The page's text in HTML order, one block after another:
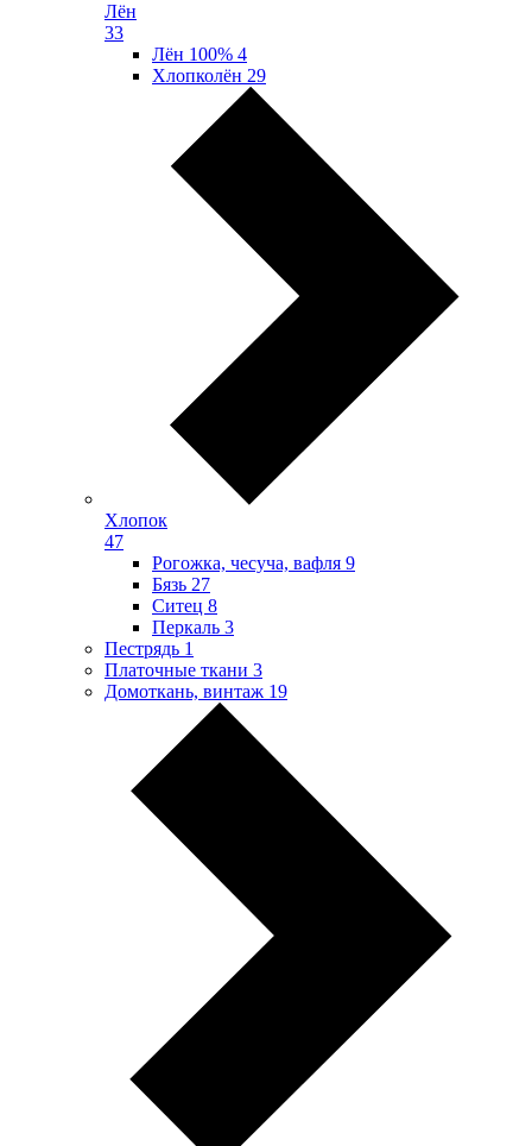
Лён
33
Лён 100% 4
Хлопколён 29
Хлопок
47
Рогожка, чесуча, вафля 9
Бязь 27
Ситец 8
Перкаль 3
Пестрядь 1
Платочные ткани 3
Домоткань, винтаж 19